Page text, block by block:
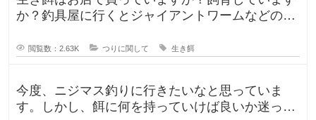
か？釣具屋に行くとジャイアントワームなどの生
閲覧数：2.63K つりに関して 生き餌
今度、ニジマス釣りに行きたいなと思っていま
す。しかし、餌に何を持っていけば良いか迷って